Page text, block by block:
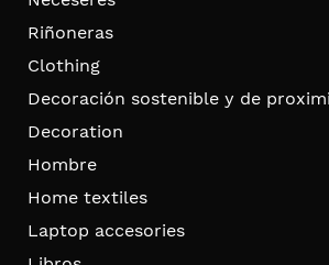
Riñoneras
Clothing
Decoración sostenible y de
Decoration
Hombre
Home textiles
Laptop accesories